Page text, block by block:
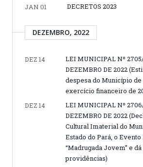
JAN 01
DECRETOS 2023
DEZEMBRO, 2022
DEZ 14
LEI MUNICIPAL Nº 2705/
DEZEMBRO DE 2022
despesa do Município de
exercício financeiro de
DEZ 14
LEI MUNICIPAL Nº
DEZEMBRO DE 2022
Cultural Imaterial do
Estado do Pará, o
“Madrugada Jovem” e
providências)